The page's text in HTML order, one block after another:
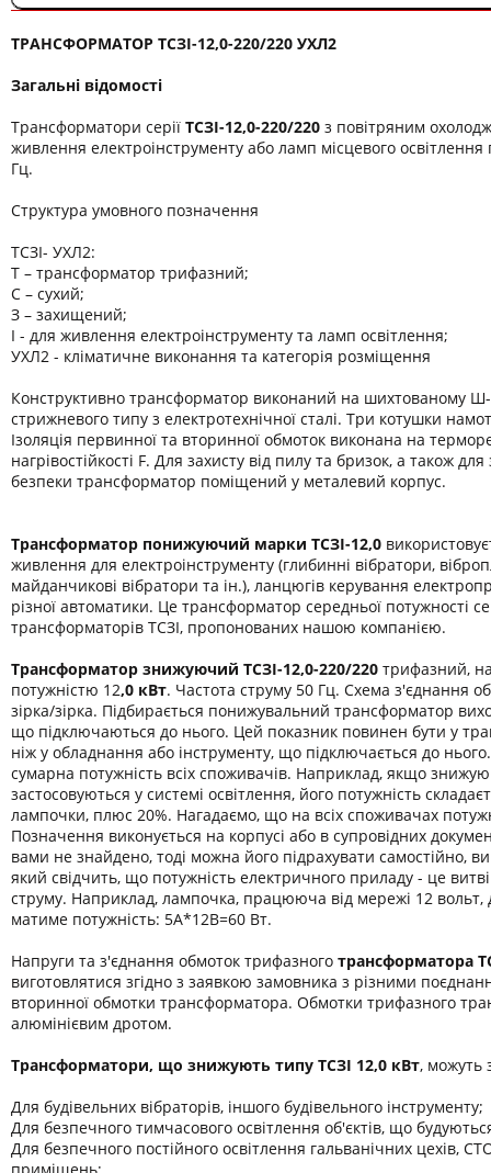
ТРАНСФОРМАТОР ТСЗІ-12,0-220/220 УХЛ2
Загальні відомості
Трансформатори серії ТСЗІ-12,0-220/220 з повітряним
живлення електроінструменту або ламп місцевого освітлення
Гц.
Структура умовного позначення
ТСЗІ- УХЛ2:
Т – трансформатор трифазний;
С – сухий;
З – захищений;
І - для живлення електроінструменту та ламп освітлення;
УХЛ2 - кліматичне виконання та категорія розміщення
Конструктивно трансформатор виконаний на шихтованому Ш-
стрижневого типу з електротехнічної сталі. Три котушки
Ізоляція первинної та вторинної обмоток виконана на
нагрівостійкості F. Для захисту від пилу та бризок, а також
безпеки трансформатор поміщений у металевий корпус.
Трансформатор понижуючий марки ТСЗІ-12,0
живлення для електроінструменту (глибинні вібратори,
майданчикові вібратори та ін.), ланцюгів керування
різної автоматики. Це трансформатор середньої потужності
трансформаторів ТСЗІ, пропонованих нашою компанією.
Трансформатор знижуючий ТСЗІ-12,0-220/220 трифазний,
потужністю 12,0 кВт. Частота струму 50 Гц. Схема з'єднання
зірка/зірка. Підбирається понижувальний трансформатор
що підключаються до нього. Цей показник повинен бути у
ніж у обладнання або інструменту, що підключається до
сумарна потужність всіх споживачів. Наприклад, якщо
застосовуються у системі освітлення, його потужність
лампочки, плюс 20%. Нагадаємо, що на всіх споживачах
Позначення виконується на корпусі або в супровідних
вами не знайдено, тоді можна його підрахувати самостійно,
який свідчить, що потужність електричного приладу - це
струму. Наприклад, лампочка, працююча від мережі 12 вольт,
матиме потужність: 5А*12В=60 Вт.
Напруги та з'єднання обмоток трифазного трансформатора
виготовлятися згідно з заявкою замовника з різними
вторинної обмотки трансформатора. Обмотки трифазного
алюмінієвим дротом.
Трансформатори, що знижують типу ТСЗІ 12,0 кВт, можуть
Для будівельних вібраторів, іншого будівельного інструменту;
Для безпечного тимчасового освітлення об'єктів, що
Для безпечного постійного освітлення гальванічних цехів,